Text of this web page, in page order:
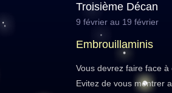
Troisième Décan
9 février au 19 février
Embrouillaminis
Vous devrez faire face à
Evitez de vous montrer